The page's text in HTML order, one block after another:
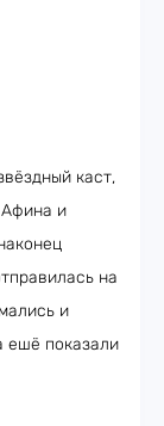
каст,
и
на
и
ешё показали